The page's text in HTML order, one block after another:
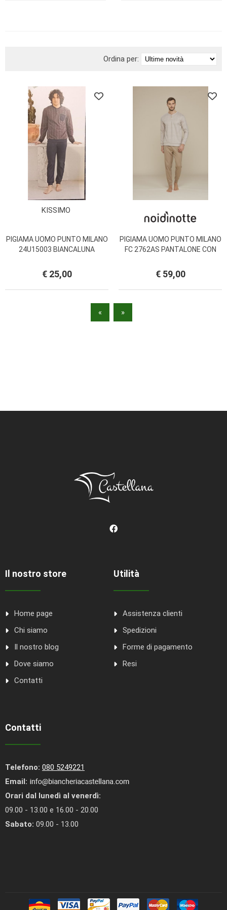
Ordina per:
KISSIMO
PIGIAMA UOMO PUNTO MILANO
24U15003 BIANCALUNA
€ 25,00
PIGIAMA UOMO PUNTO MILANO
FC 2762AS PANTALONE CON
€ 59,00
« »
Il nostro store
Home page
Chi siamo
Il nostro blog
Dove siamo
Contatti
Utilità
Assistenza clienti
Spedizioni
Forme di pagamento
Resi
Contatti
Telefono: 080 5249221
Email:
Orari dal lunedì al venerdì:
09.00 - 13.00 e 16.00 - 20.00
Sabato: 09.00 - 13.00